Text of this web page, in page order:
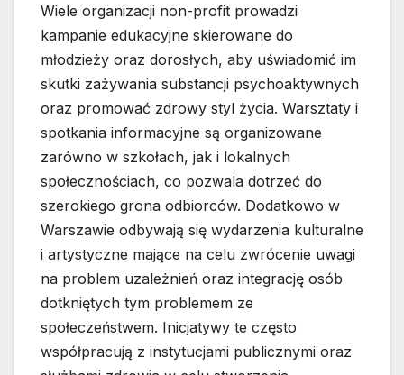
Wiele organizacji non-profit prowadzi
kampanie edukacyjne skierowane do
młodzieży oraz dorosłych, aby uświadomić im
skutki zażywania substancji psychoaktywnych
oraz promować zdrowy styl życia. Warsztaty i
spotkania informacyjne są organizowane
zarówno w szkołach, jak i lokalnych
społecznościach, co pozwala dotrzeć do
szerokiego grona odbiorców. Dodatkowo w
Warszawie odbywają się wydarzenia kulturalne
i artystyczne mające na celu zwrócenie uwagi
na problem uzależnień oraz integrację osób
dotkniętych tym problemem ze
społeczeństwem. Inicjatywy te często
współpracują z instytucjami publicznymi oraz